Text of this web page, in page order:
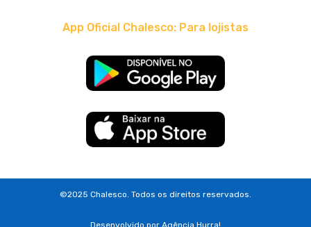
App Oficial Chalesco: Para lojistas
©2025 Chalesco. Todos os direitos reservados.
Desenvolvido por Agência Hurra!